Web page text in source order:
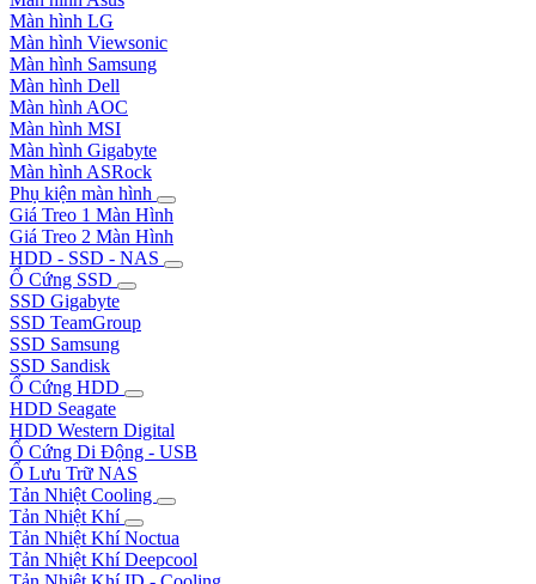
Màn hình LG
Màn hình Viewsonic
Màn hình Samsung
Màn hình Dell
Màn hình AOC
Màn hình MSI
Màn hình Gigabyte
Màn hình ASRock
Phụ kiện màn hình
Giá Treo 1 Màn Hình
Giá Treo 2 Màn Hình
HDD - SSD - NAS
Ổ Cứng SSD
SSD Gigabyte
SSD TeamGroup
SSD Samsung
SSD Sandisk
Ổ Cứng HDD
HDD Seagate
HDD Western Digital
Ổ Cứng Di Động - USB
Ổ Lưu Trữ NAS
Tản Nhiệt Cooling
Tản Nhiệt Khí
Tản Nhiệt Khí Noctua
Tản Nhiệt Khí Deepcool